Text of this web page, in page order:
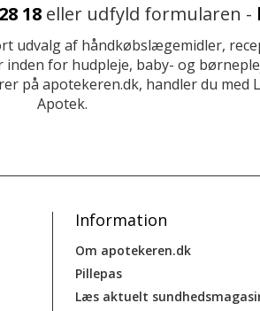
18 eller udfyld formularen -
udvalg af håndkøbslægemidler,
for hudpleje, baby- og
på apotekeren.dk, handler du med
Apotek.
Information
Om apotekeren.dk
Pillepas
Læs aktuelt